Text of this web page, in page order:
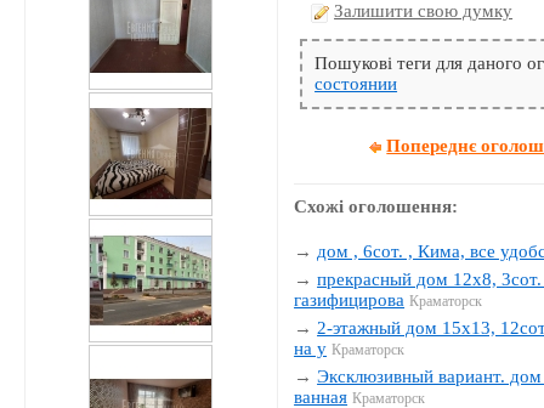
Залишити свою думку
Пошукові теги для даного
состоянии
Попереднє
Схожі оголошення:
→ дом , 6сот. , Кима, все
→прекрасный дом 12х8,
газифицирова Краматорск
→ 2-этажный дом 15х13,
на у Краматорск
→Эксклюзивный вариант.
ванная Краматорск